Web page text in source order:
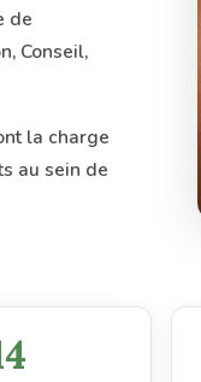
de
Conseil,
la charge
au sein de